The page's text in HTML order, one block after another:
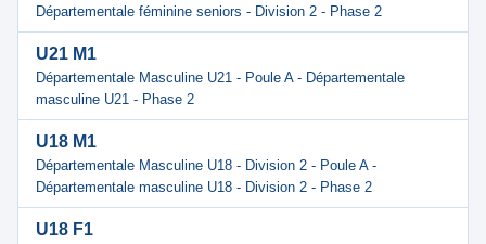
Départementale féminine seniors - Division 2 - Phase 2
U21 M1
Départementale Masculine U21 - Poule A - Départementale
masculine U21 - Phase 2
U18 M1
Départementale Masculine U18 - Division 2 - Poule A -
Départementale masculine U18 - Division 2 - Phase 2
U18 F1